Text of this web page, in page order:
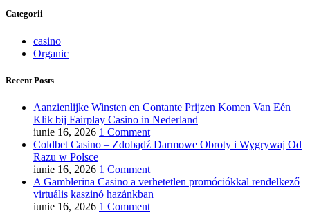
Categorii
casino
Organic
Recent Posts
Aanzienlijke Winsten en Contante Prijzen Komen Van Eén
Klik bij Fairplay Casino in Nederland
iunie 16, 2026 1 Comment
Coldbet Casino – Zdobądź Darmowe Obroty i Wygrywaj Od
Razu w Polsce
iunie 16, 2026 1 Comment
A Gamblerina Casino a verhetetlen promóciókkal rendelkező
virtuális kaszinó hazánkban
iunie 16, 2026 1 Comment